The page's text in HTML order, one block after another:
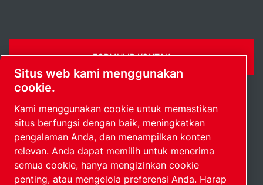
FORMULIR KONTAK
Peta situsKelola preferensi© 2026 Hak Cipta.
Indonesia / IN
Situs web kami menggunakan
cookie.
Kami menggunakan cookie untuk memastikan
situs berfungsi dengan baik, meningkatkan
pengalaman Anda, dan menampilkan konten
relevan. Anda dapat memilih untuk menerima
semua cookie, hanya mengizinkan cookie
penting, atau mengelola preferensi Anda. Harap